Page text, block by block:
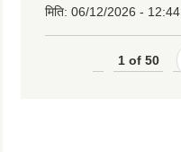
मिति: 06/12/2026 - 12:44
1 of 50